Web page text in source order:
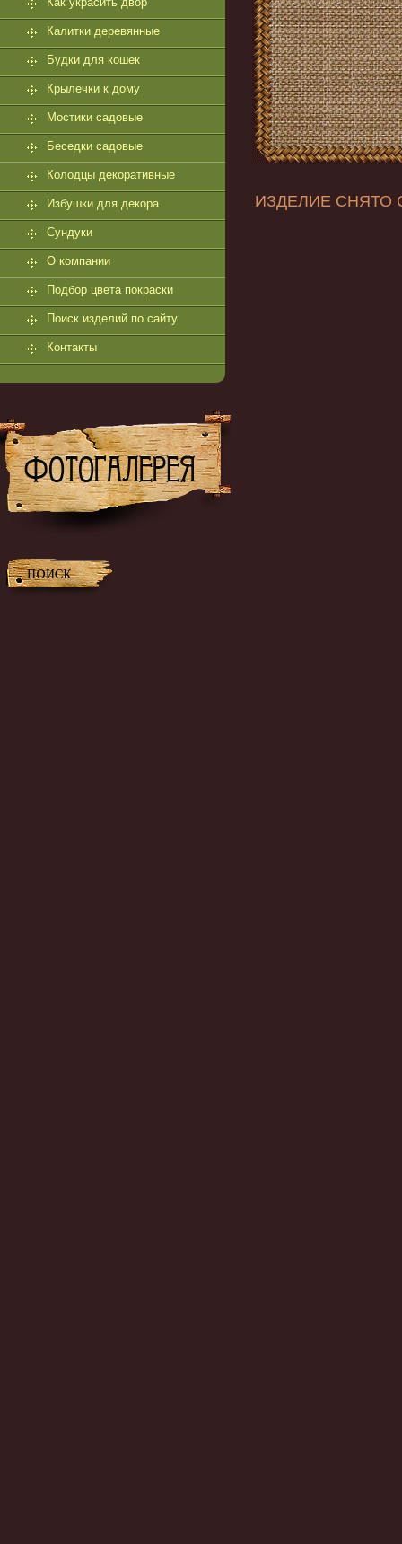
Калитки деревянные
Будки для кошек
Крылечки к дому
Мостики садовые
Беседки садовые
Колодцы декоративные
Избушки для декора
Сундуки
О компании
Подбор цвета покраски
Поиск изделий по сайту
Контакты
ИЗДЕЛИЕ СНЯТО